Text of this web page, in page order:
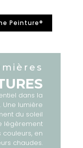
Peinture®
dans la
lumière
du soleil
légèrement
en
chaudes.